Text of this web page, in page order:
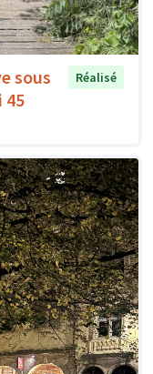
sous
45
Réalisé